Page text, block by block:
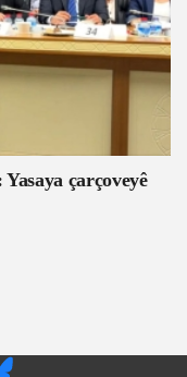
çarçoveyê